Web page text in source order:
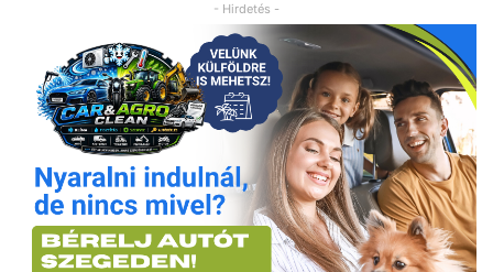
- Hirdetés -